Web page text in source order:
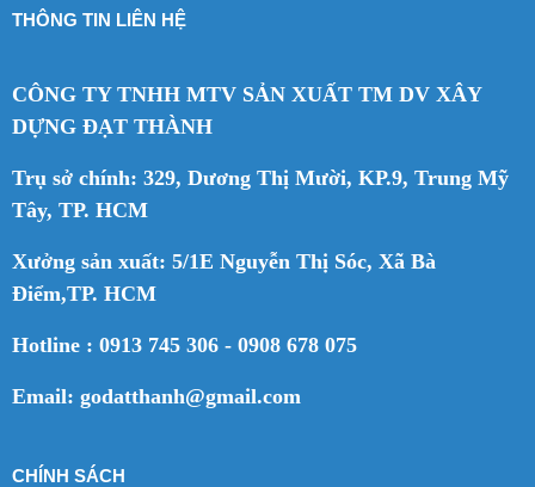
THÔNG TIN LIÊN HỆ
CÔNG TY TNHH MTV SẢN XUẤT TM DV XÂY
DỰNG ĐẠT THÀNH
Trụ sở chính: 329, Dương Thị Mười, KP.9, Trung Mỹ
Tây, TP. HCM
Xưởng sản xuất: 5/1E Nguyễn Thị Sóc, Xã Bà
Điểm,TP. HCM
Hotline : 0913 745 306 - 0908 678 075
Email: godatthanh@gmail.com
CHÍNH SÁCH